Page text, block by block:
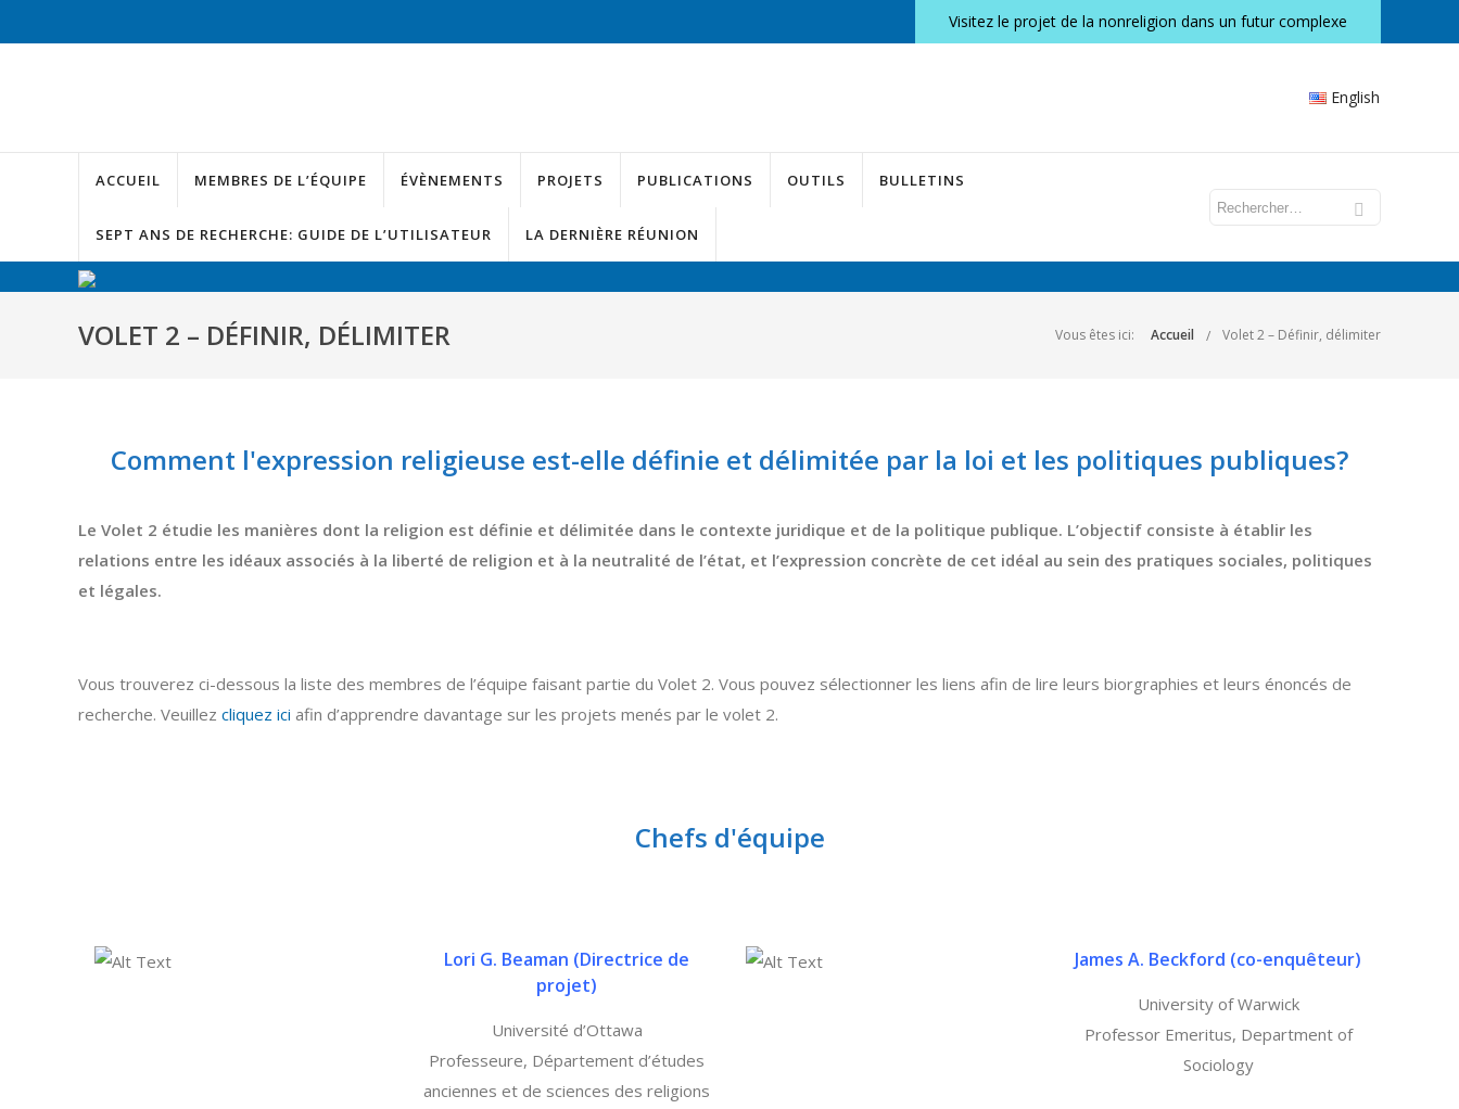
Visitez le projet de la nonreligion dans un futur complexe
English
ACCUEIL MEMBRES DE L’ÉQUIPE ÉVÈNEMENTS PROJETS PUBLICATIONS OUTILS BULLETINS
SEPT ANS DE RECHERCHE: GUIDE DE L’UTILISATEUR LA DERNIÈRE RÉUNION
VOLET 2 – DÉFINIR, DÉLIMITER Vous êtes ici: Accueil Volet 2 – Définir, délimiter
Comment l'expression religieuse est-elle définie et délimitée par la loi et les politiques publiques?
Le Volet 2 étudie les manières dont la religion est définie et délimitée dans le contexte juridique et de la politique publique. L’objectif consiste à établir les
relations entre les idéaux associés à la liberté de religion et à la neutralité de l’état, et l’expression concrète de cet idéal au sein des pratiques sociales, politiques
et légales.
Vous trouverez ci-dessous la liste des membres de l’équipe faisant partie du Volet 2. Vous pouvez sélectionner les liens afin de lire leurs biorgraphies et leurs énoncés de
recherche. Veuillez cliquez ici afin d’apprendre davantage sur les projets menés par le volet 2.
Chefs d'équipe
Lori G. Beaman (Directrice de
projet)
Université d’Ottawa
Professeure, Département d’études
anciennes et de sciences des religions
James A. Beckford (co-enquêteur)
University of Warwick
Professor Emeritus, Department of
Sociology